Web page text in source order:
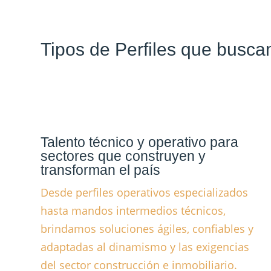
Tipos de Perfiles que
Talento técnico y operativo para
sectores que construyen y
transforman el país
Desde perfiles operativos especializados
hasta mandos intermedios técnicos,
brindamos soluciones ágiles, confiables y
adaptadas al dinamismo y las exigencias
del sector construcción e inmobiliario.